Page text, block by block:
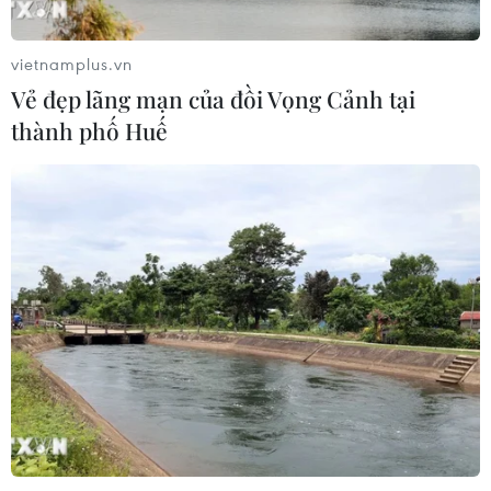
TP Hồ Chí Minh đồng hành để trẻ
mắc bệnh hiểm nghèo không lỡ cơ
hội học tập và điều trị
Bé trai 7 tuổi được ghép thận xuyên
Việt từ người hiến chết não
30/07/2026 12:52
Lâm Đồng rà soát toàn bộ cơ sở kinh
doanh thức ăn đường phố sau các vụ
ngộ độc
vietnamplus.vn
Vẻ đẹp lãng mạn của đồi Vọng Cảnh tại
thành phố Huế